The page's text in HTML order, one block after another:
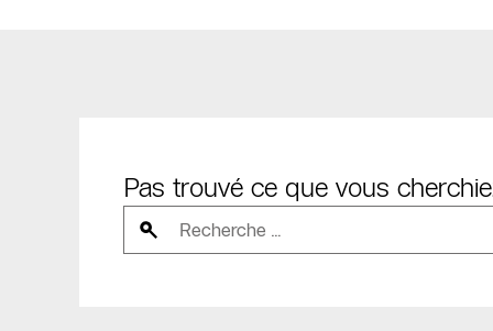
Pas trouvé ce que vous